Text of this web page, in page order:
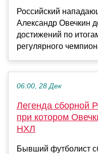
Российский
Александр Овечкин
достижений по
регулярного
06:00, 28 Дек
Легенда сборной
при котором
НХЛ
Бывший футболист